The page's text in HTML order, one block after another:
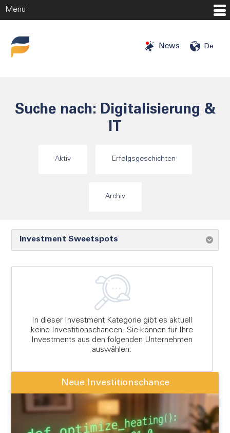
Menu
Investitionschancen
Angels
De
News
Suche nach: Digitalisierung &
IT
Aktiv Erfolgsgeschichten
Archiv
Investment Sweetspots
In dieser Investment Kategorie gibt es aktuell
keine Investitionschancen. Sie können für Ihre
Investments aus den folgenden Unternehmen
auswählen:
Neue Investitionschance